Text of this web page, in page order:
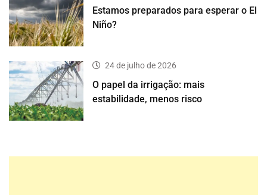
Estamos preparados para esperar o El
Niño?
24 de julho de 2026
O papel da irrigação: mais
estabilidade, menos risco